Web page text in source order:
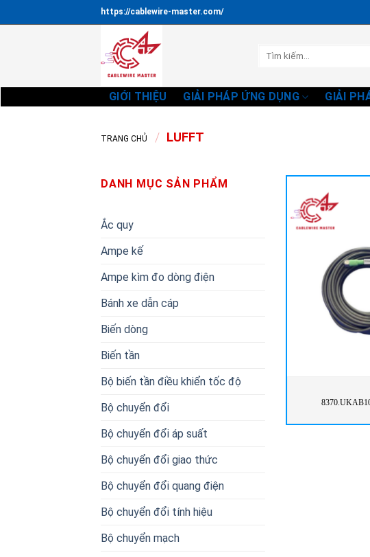
qua
https://cablewire-master.com/
GIỚI THIỆU GIẢI PHÁP ỨNG DỤNG GIẢI
TRANG CHỦ / LUFFT
DANH MỤC SẢN PHẨM
Ắc quy
Ampe kế
Ampe kìm đo dòng điện
Bánh xe dẫn cáp
Biến dòng
Biến tần
Bộ biến tần điều khiển tốc độ
Bộ chuyển đổi
Bộ chuyển đổi áp suất
Bộ chuyển đổi giao thức
Bộ chuyển đổi quang điện
Bộ chuyển đổi tính hiệu
Bộ chuyển mạch